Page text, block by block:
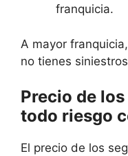
franquicia.
A mayor
no tienes
Precio de
todo riesgo
El precio de los